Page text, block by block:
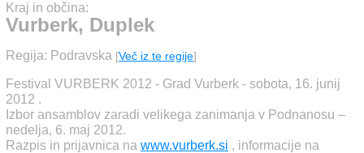
Kraj in občina:
Vurberk, Duplek
Regija: Podravska [Več iz te regije]
Festival VURBERK 2012 - Grad Vurberk - sobota, 16. junij
2012 .
Izbor ansamblov zaradi velikega zanimanja v Podnanosu –
nedelja, 6. maj 2012.
Razpis in prijavnica na www.vurberk.si , informacije na